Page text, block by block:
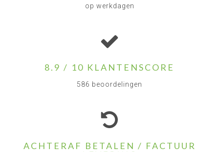
op werkdagen
8.9 / 10 KLANTENSCORE
586 beoordelingen
ACHTERAF BETALEN / FACTUUR